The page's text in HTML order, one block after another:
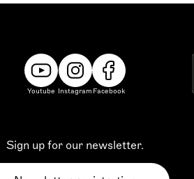
Youtube Instagram Facebook
Sign up for our newsletter.